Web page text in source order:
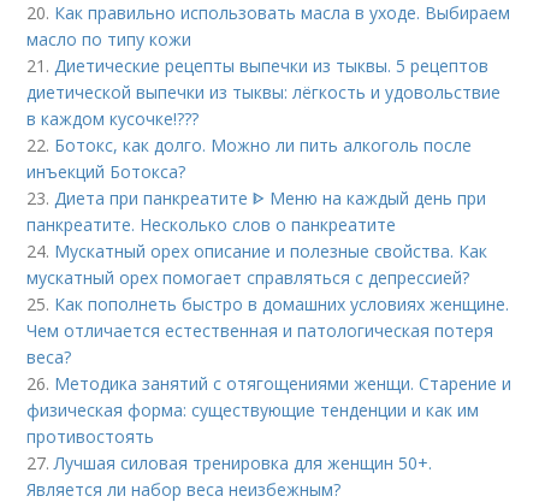
20. Как правильно использовать масла в уходе. Выбираем
масло по типу кожи
21.Диетические рецепты выпечки из тыквы. 5 рецептов
диетической выпечки из тыквы: лёгкость и удовольствие
в каждом кусочке!???
22. Ботокс, как долго. Можно ли пить алкоголь после
инъекций Ботокса?
23.Диета при панкреатите ᐈ Меню на каждый день при
панкреатите. Несколько слов о панкреатите
24. Мускатный орех описание и полезные свойства. Как
мускатный орех помогает справляться с депрессией?
25. Как пополнеть быстро в домашних условиях женщине.
Чем отличается естественная и патологическая потеря
веса?
26. Методика занятий с отягощениями женщи. Старение и
физическая форма: существующие тенденции и как им
противостоять
27.Лучшая силовая тренировка для женщин 50+.
Является ли набор веса неизбежным?